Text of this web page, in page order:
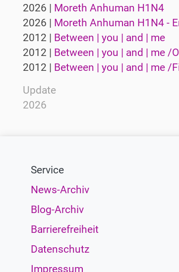
2026 | Moreth Anhuman H1N4
2026 | Moreth Anhuman H1N4 -
2012 | Between | you | and | me
2012 | Between | you | and | me /
2012 | Between | you | and | me /
Update
2026
Service
News-Archiv
Blog-Archiv
Barrierefreiheit
Datenschutz
Impressum